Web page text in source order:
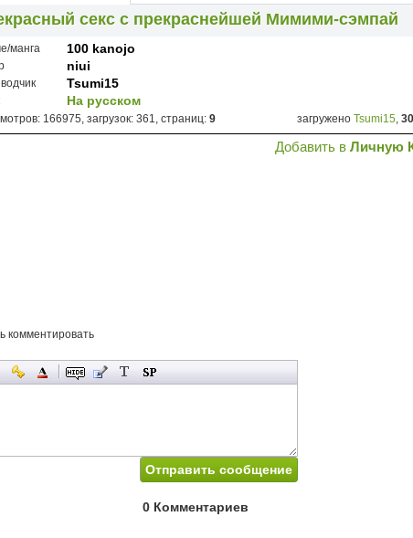
секс с прекраснейшей Мимими-сэмпай
манга 100 kanojo
niui
Tsumi15
На русском
166975, загрузок: 361, страниц: 9 загружено Tsumi15,
Добавить в Личную
комментировать
0 Комментариев